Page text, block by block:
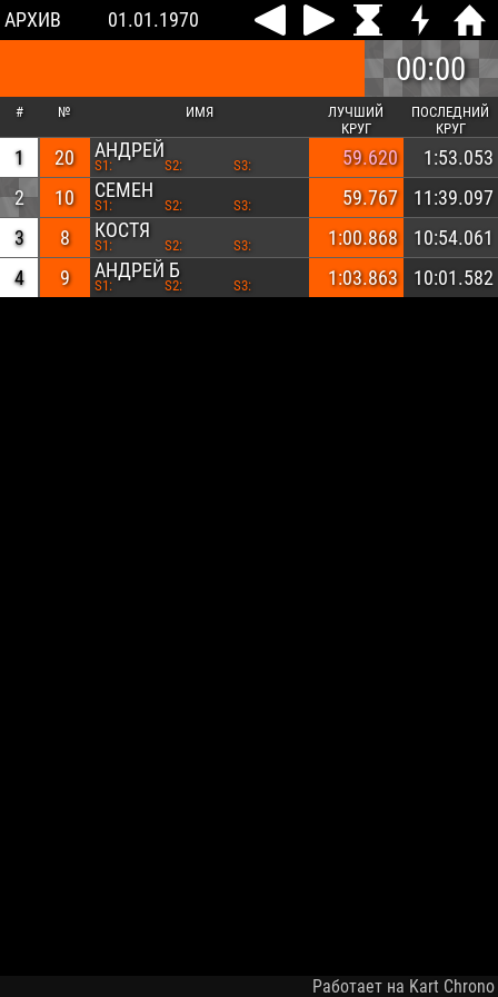
АРХИВ 01.01.1970
00:00
# № ИМЯ
ЛУЧШИЙ
КРУГ
ПОСЛЕДНИЙ
КРУГ
1 20 АНДРЕЙ
S1: S2: S3: 59.620
1:53.053
2
10 СЕМЕН
S1: S2: S3: 59.767
11:39.097
3
8 КОСТЯ
S1: S2: S3: 1:00.868
10:54.061
4
9 АНДРЕЙ Б
S1: S2: S3: 1:03.863 10:01.582
Работает на Kart Chrono